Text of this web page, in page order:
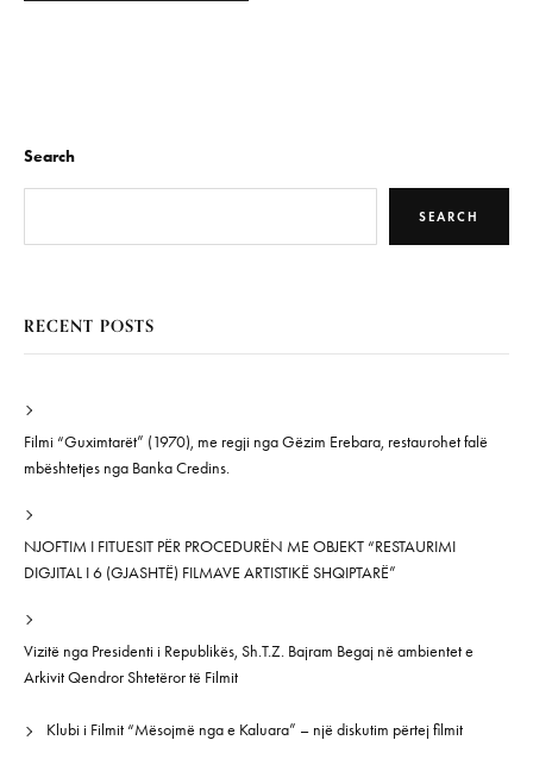
Search
SEARCH
RECENT POSTS
Filmi “Guximtarët” (1970), me regji nga Gëzim Erebara, restaurohet falë
mbështetjes nga Banka Credins.
NJOFTIM I FITUESIT PËR PROCEDURËN ME OBJEKT “RESTAURIMI
DIGJITAL I 6 (GJASHTË) FILMAVE ARTISTIKË SHQIPTARË”
Vizitë nga Presidenti i Republikës, Sh.T.Z. Bajram Begaj në ambientet e
Arkivit Qendror Shtetëror të Filmit
Klubi i Filmit “Mësojmë nga e Kaluara” – një diskutim përtej filmit